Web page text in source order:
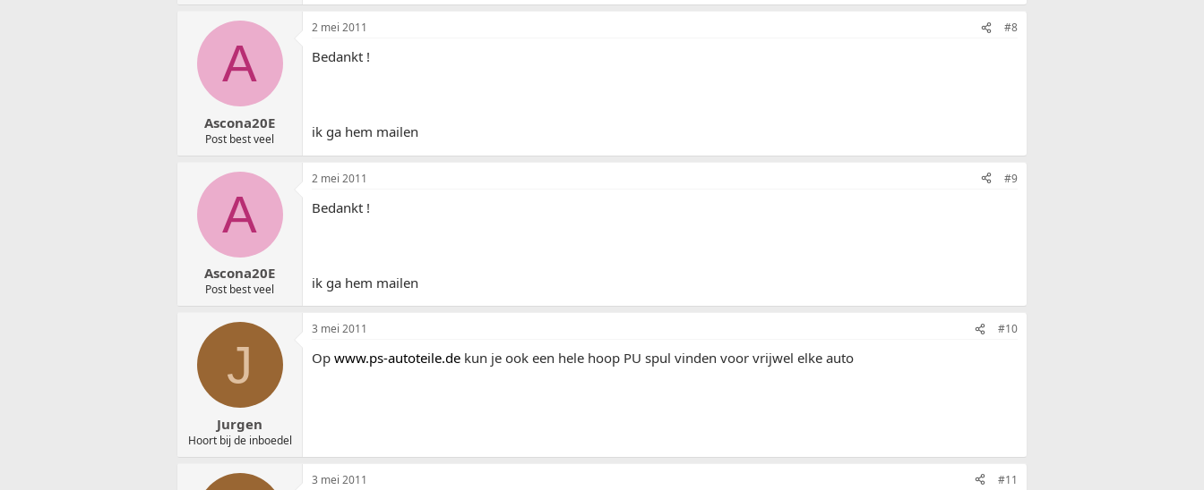
A
Ascona20E
Post best veel
2 mei 2011 #8
Bedankt !
ik ga hem mailen
A
Ascona20E
Post best veel
2 mei 2011 #9
Bedankt !
ik ga hem mailen
J
Jurgen
Hoort bij de inboedel
3 mei 2011 #10
Op www.ps-autoteile.de kun je ook een hele hoop PU spul vinden voor vrijwel elke auto
3 mei 2011 #11